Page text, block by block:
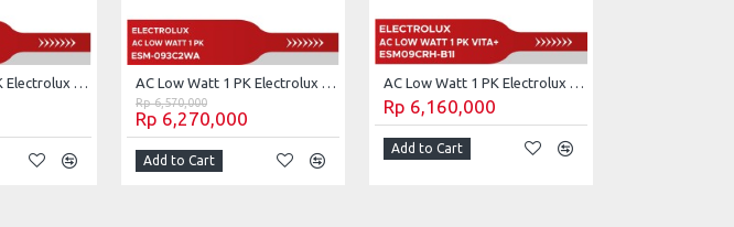
AC Low Watt 1 PK Electrolux ESM-093C1NA (Unit Only) AC Low Watt 1 PK Electrolux ESM-093C2WA (Unit Only)
Rp 6,570,000
Rp 6,270,000
Add to Cart
AC Low Watt 1 PK Electrolux Vita dan ESM-09CRH-B1I (Unit Only)
Rp 6,160,000
Add to Cart